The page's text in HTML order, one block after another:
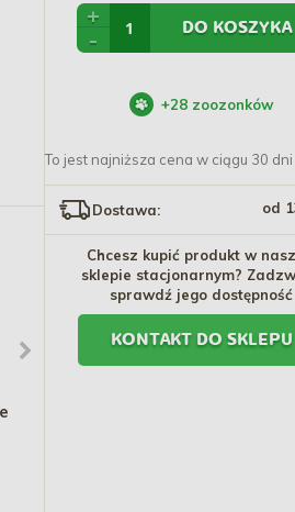
+
-
DO KOSZYKA
+28 zoozonków
To jest najniższa cena w ciągu 30 dni
Dostawa: od
Chcesz kupić produkt w
sklepie stacjonarnym?
sprawdź jego dostępność
KONTAKT DO SKLEPU